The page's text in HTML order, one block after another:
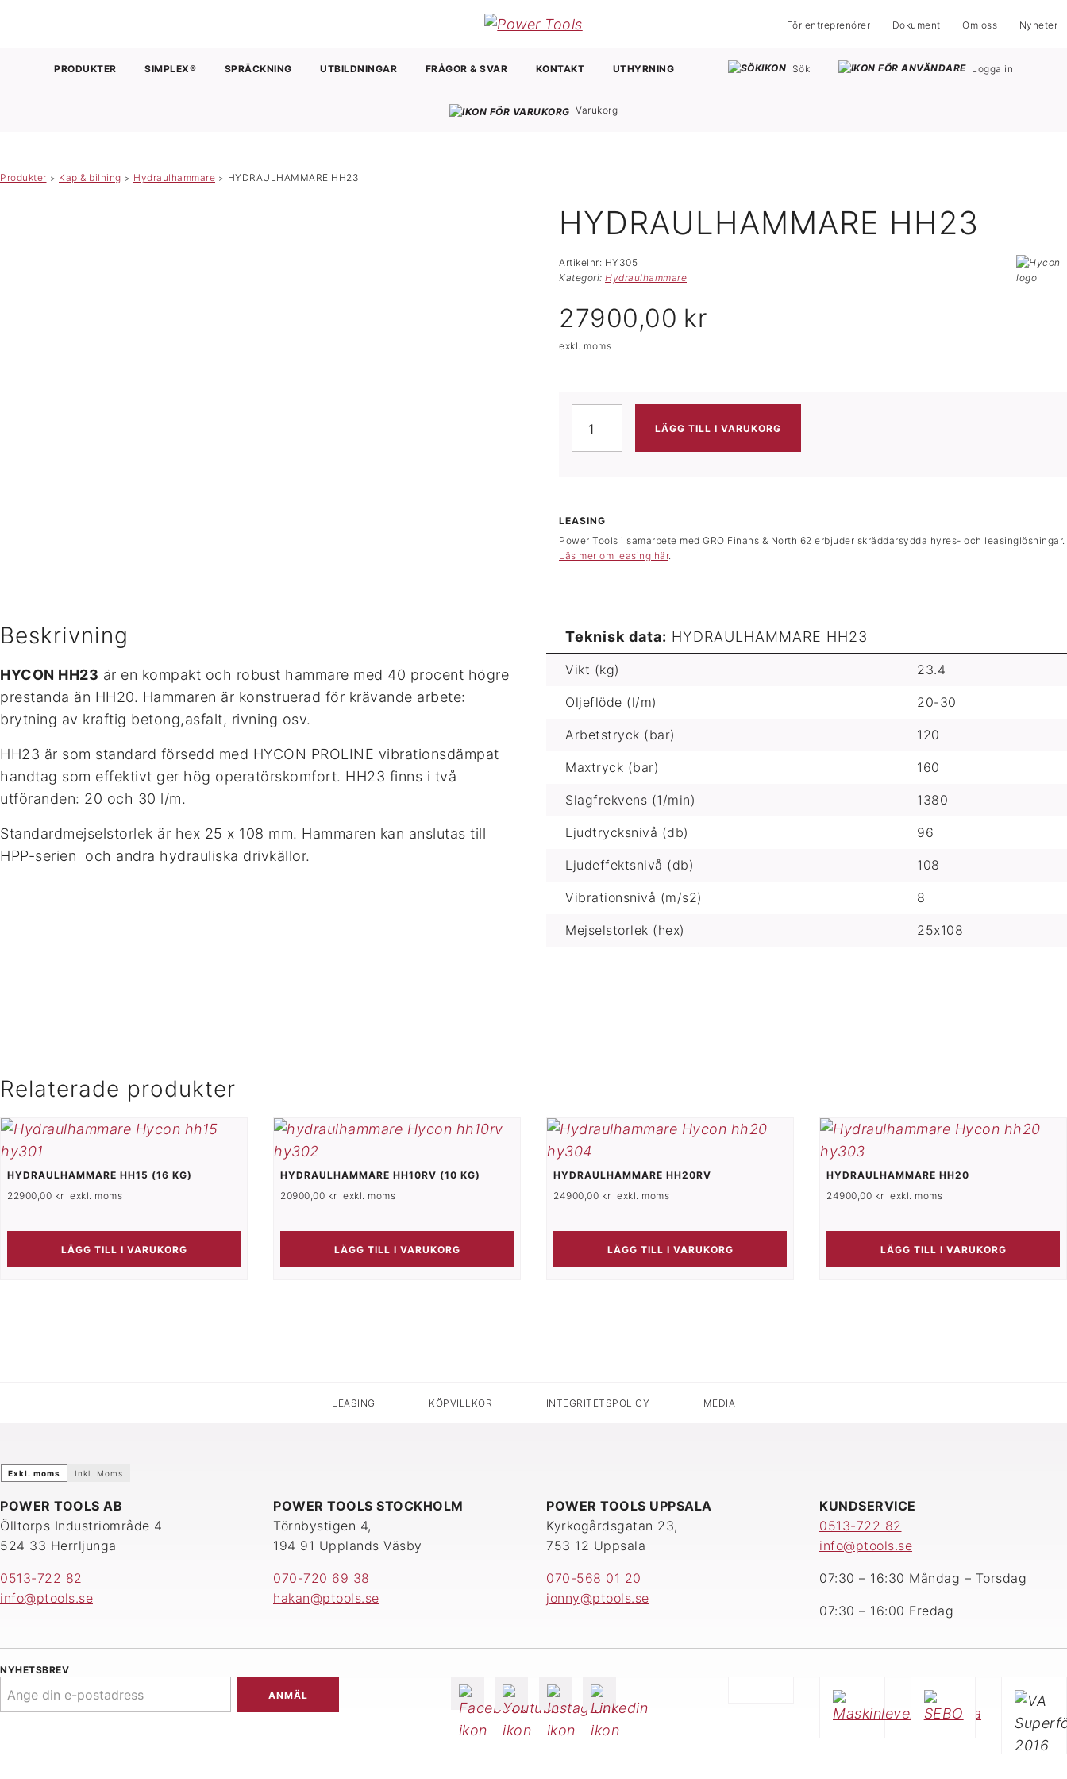
För entreprenörer Dokument Om oss Nyheter
PRODUKTER
SIMPLEX® SPRÄCKNING UTBILDNINGAR FRÅGOR & SVAR KONTAKT UTHYRNING Sök Logga in
Varukorg
Produkter > Kap & bilning > Hydraulhammare > HYDRAULHAMMARE HH23
HYDRAULHAMMARE HH23
Artikelnr: HY305
Kategori: Hydraulhammare
27900,00 kr
exkl. moms
LÄGG TILL I VARUKORG
LEASING
Power Tools i samarbete med GRO Finans & North 62 erbjuder skräddarsydda hyres- och leasinglösningar.
Läs mer om leasing här.
Beskrivning
HYCON HH23 är en kompakt och robust hammare med 40 procent högre
prestanda än HH20. Hammaren är konstruerad för krävande arbete:
brytning av kraftig betong,asfalt, rivning osv.
HH23 är som standard försedd med HYCON PROLINE vibrationsdämpat
handtag som effektivt ger hög operatörskomfort. HH23 finns i två
utföranden: 20 och 30 l/m.
Standardmejselstorlek är hex 25 x 108 mm. Hammaren kan anslutas till
HPP-serien och andra hydrauliska drivkällor.
Teknisk data: HYDRAULHAMMARE HH23
Vikt (kg) 23.4
Oljeflöde (l/m) 20-30
Arbetstryck (bar) 120
Maxtryck (bar) 160
Slagfrekvens (1/min) 1380
Ljudtrycksnivå (db) 96
Ljudeffektsnivå (db) 108
Vibrationsnivå (m/s2) 8
Mejselstorlek (hex) 25x108
Relaterade produkter
HYDRAULHAMMARE HH15 (16 KG)
22900,00 kr exkl. moms
LÄGG TILL I VARUKORG
HYDRAULHAMMARE HH10RV (10 KG)
20900,00 kr exkl. moms
LÄGG TILL I VARUKORG
HYDRAULHAMMARE HH20RV
24900,00 kr exkl. moms
LÄGG TILL I VARUKORG
HYDRAULHAMMARE HH20
24900,00 kr exkl. moms
LÄGG TILL I VARUKORG
LEASING
KÖPVILLKOR INTEGRITETSPOLICY MEDIA
Exkl. moms Inkl. Moms
POWER TOOLS AB
Ölltorps Industriområde 4
524 33 Herrljunga
0513-722 82
info@ptools.se
POWER TOOLS STOCKHOLM
Törnbystigen 4,
194 91 Upplands Väsby
070-720 69 38
hakan@ptools.se
POWER TOOLS UPPSALA
Kyrkogårdsgatan 23,
753 12 Uppsala
070-568 01 20
jonny@ptools.se
KUNDSERVICE
0513-722 82
info@ptools.se
07:30 – 16:30 Måndag – Torsdag
07:30 – 16:00 Fredag
NYHETSBREV